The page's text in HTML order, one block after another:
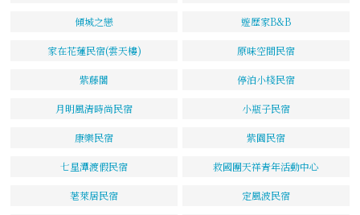
傾城之戀 遊歷家B&B
家在花蓮民宿(雲天樓) 原味空間民宿
紫藤閣 停泊小棧民宿
月明風清時尚民宿 小瓶子民宿
康樂民宿 紫園民宿
七星潭渡假民宿 救國團天祥青年活動中心
荖萊居民宿 定風波民宿